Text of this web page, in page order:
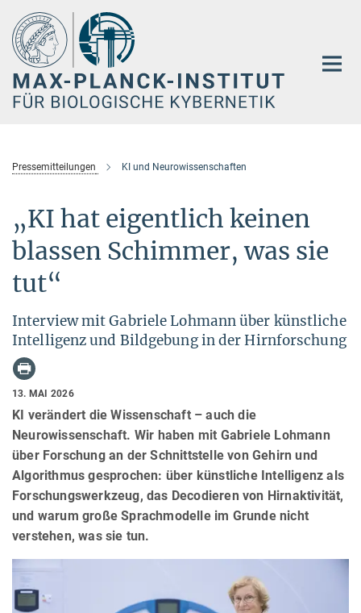
Hauptinhalt
Pressemitteilungen KI und Neurowissenschaften
„KI hat eigentlich keinen
blassen Schimmer, was sie
tut“
Interview mit Gabriele Lohmann über künstliche
Intelligenz und Bildgebung in der Hirnforschung
13. MAI 2026
KI verändert die Wissenschaft – auch die
Neurowissenschaft. Wir haben mit Gabriele Lohmann
über Forschung an der Schnittstelle von Gehirn und
Algorithmus gesprochen: über künstliche Intelligenz als
Forschungswerkzeug, das Decodieren von Hirnaktivität,
und warum große Sprachmodelle im Grunde nicht
verstehen, was sie tun.